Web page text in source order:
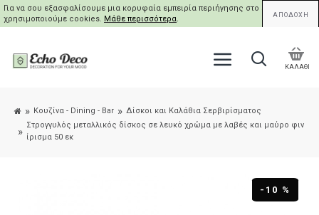
Για να σου εξασφαλίσουμε μια κορυφαία εμπειρία περιήγησης στο site μας,
χρησιμοποιούμε cookies. Μάθε περισσότερα. ΑΠΟΔΟΧΗ
ΚΑΛΑΘΙ
Κουζίνα - Dining - Bar
Δίσκοι και Καλάθια Σερβιρίσματος
Στρογγυλός μεταλλικός δίσκος σε λευκό χρώμα με λαβές και μαύρο φιν
ίρισμα 50 εκ
-10 %